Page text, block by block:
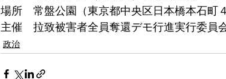
場所　常盤公園（東京都中央区日本橋本石町
主催　拉致被害者全員奪還デモ行進実行委員
政治